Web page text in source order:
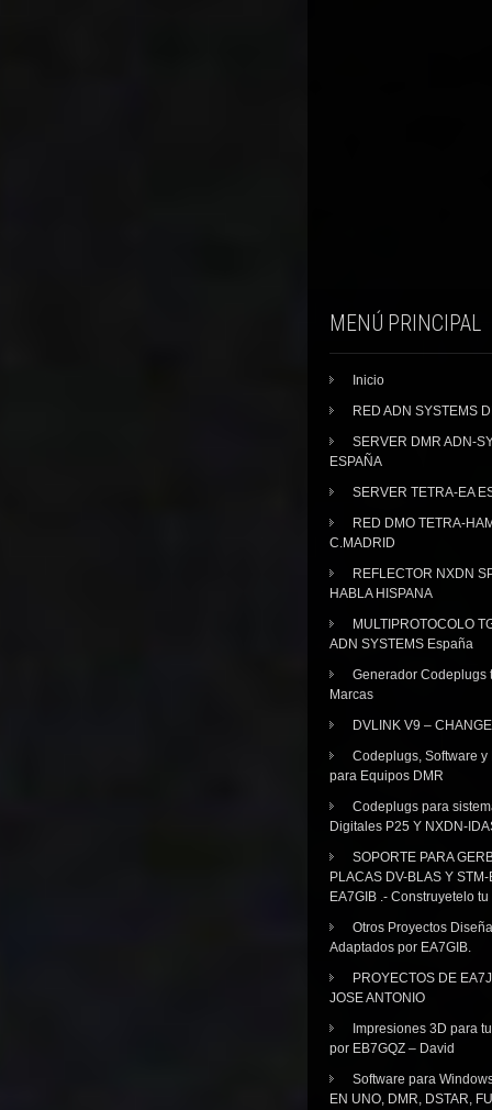
MENÚ PRINCIPAL
Inicio
RED ADN SYSTEMS
SERVER DMR ADN-
ESPAÑA
SERVER TETRA-EA
RED DMO TETRA-
C.MADRID
REFLECTOR NXDN
HABLA HISPANA
MULTIPROTOCOLO
ADN SYSTEMS España
Generador Codeplugs
Marcas
DVLINK V9 –
Codeplugs, Software y
para Equipos DMR
Codeplugs para
Digitales P25 Y NXDN-
SOPORTE PARA
PLACAS DV-BLAS Y
EA7GIB .- Construyetelo
Otros Proyectos
Adaptados por EA7GIB.
PROYECTOS DE
JOSE ANTONIO
Impresiones 3D para
por EB7GQZ – David
Software para
EN UNO, DMR, DSTAR,